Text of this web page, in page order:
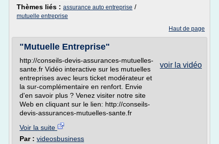
Thèmes liés : assurance auto entreprise /
mutuelle entreprise
Haut de page
"Mutuelle Entreprise"
voir la vidéo
http://conseils-devis-assurances-mutuelles-
sante.fr Vidéo interactive sur les mutuelles
entreprises avec leurs ticket modérateur et
la sur-complémentaire en renfort. Envie
d'en savoir plus ? Venez visiter notre site
Web en cliquant sur le lien: http://conseils-
devis-assurances-mutuelles-sante.fr
Voir la suite
Par : videosbusiness